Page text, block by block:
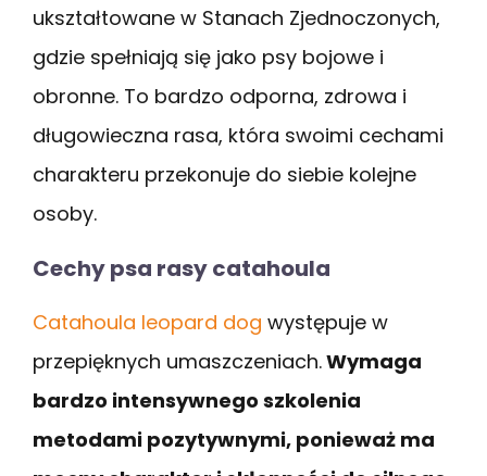
ukształtowane w Stanach Zjednoczonych,
gdzie spełniają się jako psy bojowe i
obronne. To bardzo odporna, zdrowa i
długowieczna rasa, która swoimi cechami
charakteru przekonuje do siebie kolejne
osoby.
Cechy psa rasy catahoula
Catahoula leopard dog występuje w
przepięknych umaszczeniach.Wymaga
bardzo intensywnego szkolenia
metodami pozytywnymi, ponieważ ma